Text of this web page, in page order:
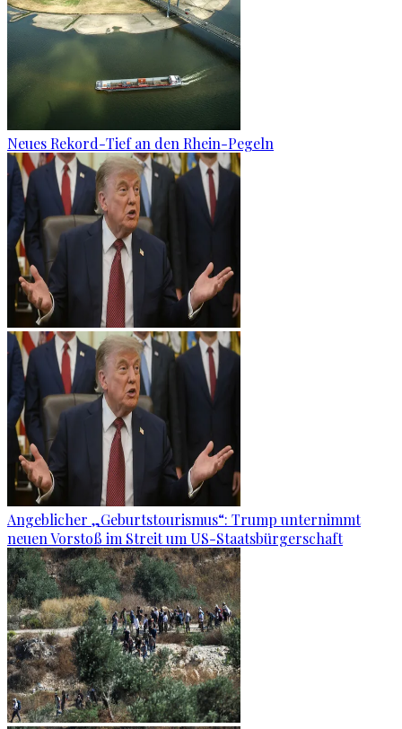
Neues Rekord-Tief an den Rhein-Pegeln
Angeblicher „Geburtstourismus“: Trump unternimmt
neuen Vorstoß im Streit um US-Staatsbürgerschaft